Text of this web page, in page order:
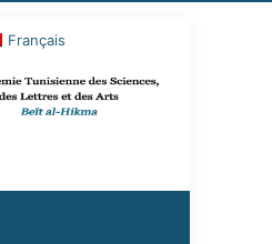
Français